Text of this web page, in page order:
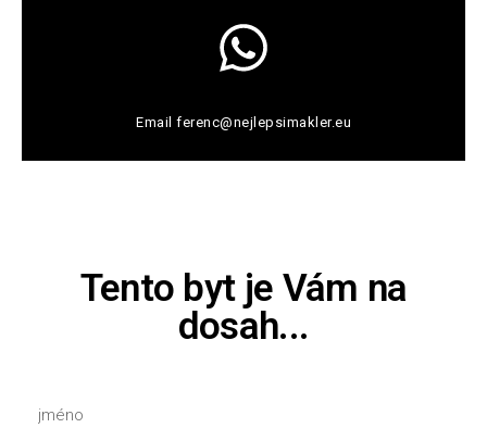
Email ferenc@nejlepsimakler.eu
Tento byt je Vám na
dosah...